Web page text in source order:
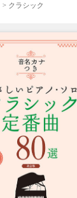
> クラシック